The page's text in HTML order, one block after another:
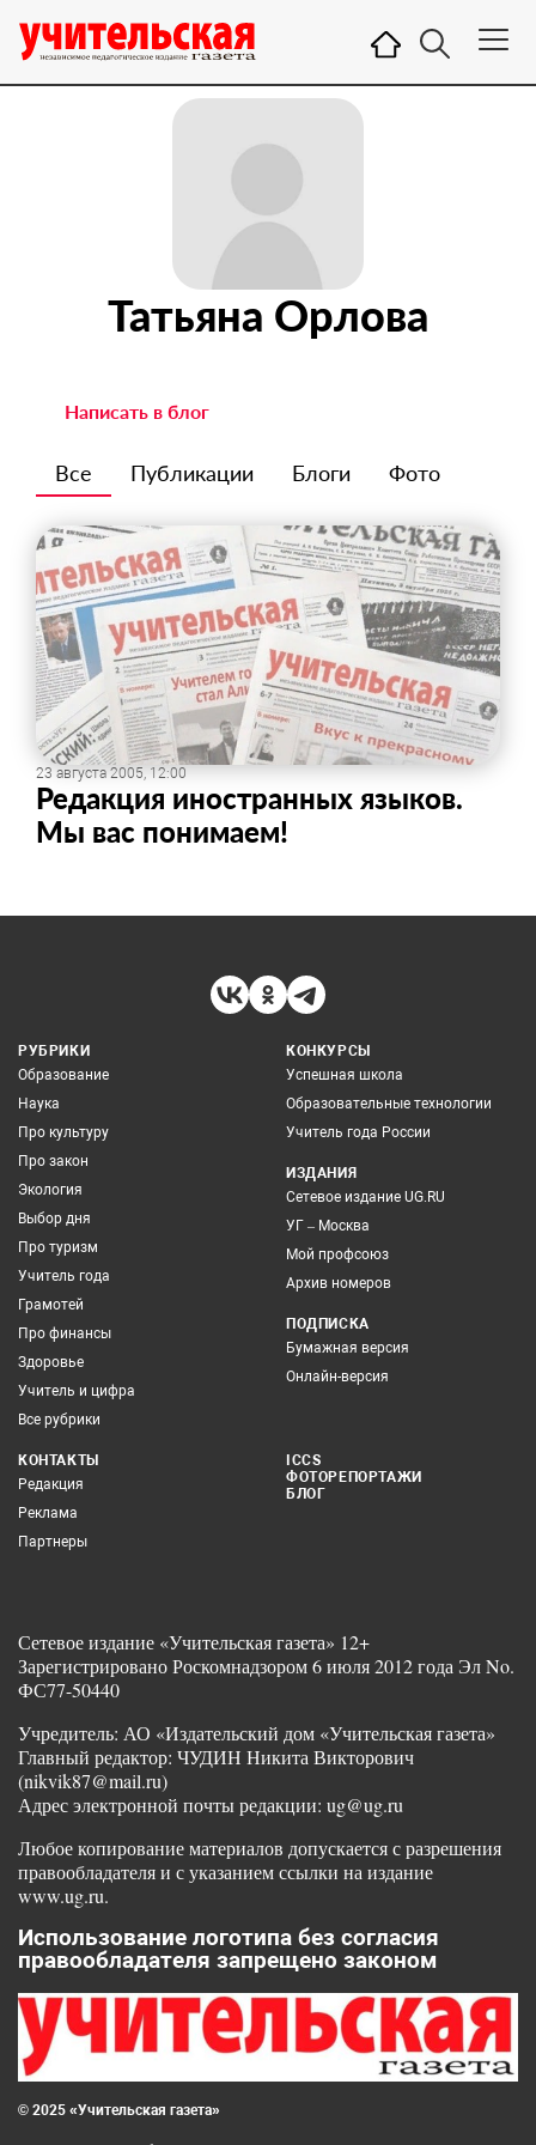
Татьяна Орлова
Написать в блог
Все Публикации Блоги Фото
23 августа 2005, 12:00
Редакция иностранных языков.
Мы вас понимаем!
РУБРИКИ
Образование
Наука
Про культуру
Про закон
Экология
Выбор дня
Про туризм
Учитель года
Грамотей
Про финансы
Здоровье
Учитель и цифра
Все рубрики
КОНКУРСЫ
Успешная школа
Образовательные технологии
Учитель года России
ИЗДАНИЯ
Сетевое издание UG.RU
УГ – Москва
Мой профсоюз
Архив номеров
ПОДПИСКА
Бумажная версия
Онлайн-версия
КОНТАКТЫ
Редакция
Реклама
Партнеры
ICCS
ФОТОРЕПОРТАЖИ
БЛОГ
Сетевое издание «Учительская газета» 12+
Зарегистрировано Роскомнадзором 6 июля 2012 года Эл No.
ФС77-50440
Учредитель: АО «Издательский дом «Учительская газета»
Главный редактор: ЧУДИН Никита Викторович
(nikvik87@mail.ru)
Адрес электронной почты редакции: ug@ug.ru
Любое копирование материалов допускается с разрешения
правообладателя и с указанием ссылки на издание
www.ug.ru.
Использование логотипа без согласия
правообладателя запрещено законом
© 2025 «Учительская газета»